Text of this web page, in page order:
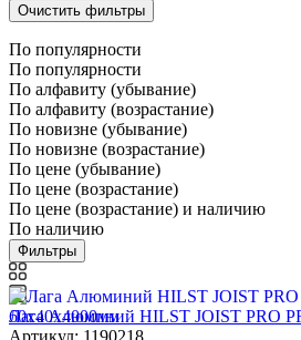
По популярности
По популярности
По алфавиту (убывание)
По алфавиту (возрастание)
По новизне (убывание)
По новизне (возрастание)
По цене (убывание)
По цене (возрастание)
По цене (возрастание) и наличию
По наличию
Фильтры
Лага Алюминий HILST JOIST PRO